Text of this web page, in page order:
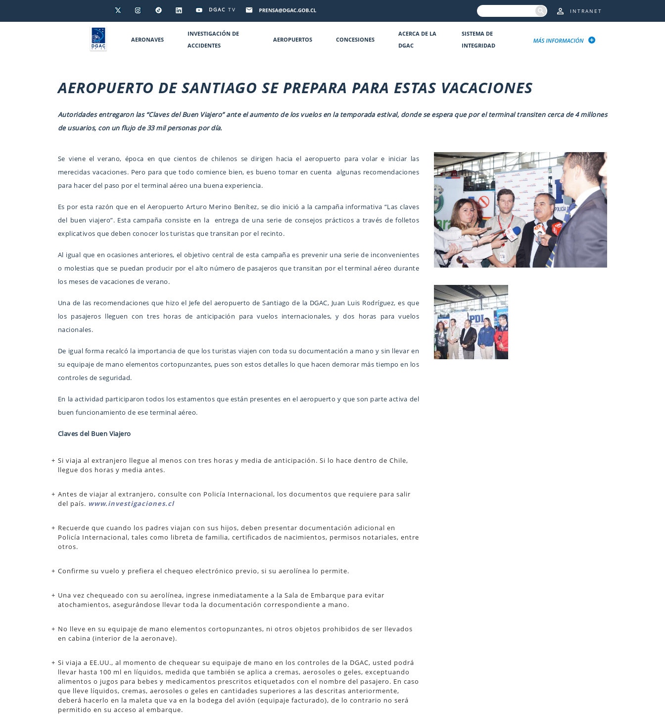
DGAC TV INTRANET
AERONAVES
INVESTIGACIÓN DE
ACCIDENTES
AEROPUERTOS CONCESIONES
ACERCA DE LA
DGAC
SISTEMA DE
INTEGRIDAD
AEROPUERTO DE SANTIAGO SE PREPARA PARA ESTAS VACACIONES
Autoridades entregaron las “Claves del Buen Viajero” ante el aumento de los vuelos en la temporada estival, donde se espera que por el terminal transiten cerca de 4 millones
de usuarios, con un flujo de 33 mil personas por día.
Se viene el verano, época en que cientos de chilenos se dirigen hacia el aeropuerto para volar e iniciar las
merecidas vacaciones. Pero para que todo comience bien, es bueno tomar en cuenta algunas recomendaciones
para hacer del paso por el terminal aéreo una buena experiencia.
Es por esta razón que en el Aeropuerto Arturo Merino Benítez, se dio inició a la campaña informativa “Las claves
del buen viajero”. Esta campaña consiste en la entrega de una serie de consejos prácticos a través de folletos
explicativos que deben conocer los turistas que transitan por el recinto.
Al igual que en ocasiones anteriores, el objetivo central de esta campaña es prevenir una serie de inconvenientes
o molestias que se puedan producir por el alto número de pasajeros que transitan por el terminal aéreo durante
los meses de vacaciones de verano.
Una de las recomendaciones que hizo el Jefe del aeropuerto de Santiago de la DGAC, Juan Luis Rodríguez, es que
los pasajeros lleguen con tres horas de anticipación para vuelos internacionales, y dos horas para vuelos
nacionales.
De igual forma recalcó la importancia de que los turistas viajen con toda su documentación a mano y sin llevar en
su equipaje de mano elementos cortopunzantes, pues son estos detalles lo que hacen demorar más tiempo en los
controles de seguridad.
En la actividad participaron todos los estamentos que están presentes en el aeropuerto y que son parte activa del
buen funcionamiento de ese terminal aéreo.
Claves del Buen Viajero
Si viaja al extranjero llegue al menos con tres horas y media de anticipación. Si lo hace dentro de Chile,
llegue dos horas y media antes.
Antes de viajar al extranjero, consulte con Policía Internacional, los documentos que requiere para salir
del país. www.investigaciones.cl
Recuerde que cuando los padres viajan con sus hijos, deben presentar documentación adicional en
Policía Internacional, tales como libreta de familia, certificados de nacimientos, permisos notariales, entre
otros.
Confirme su vuelo y prefiera el chequeo electrónico previo, si su aerolínea lo permite.
Una vez chequeado con su aerolínea, ingrese inmediatamente a la Sala de Embarque para evitar
atochamientos, asegurándose llevar toda la documentación correspondiente a mano.
No lleve en su equipaje de mano elementos cortopunzantes, ni otros objetos prohibidos de ser llevados
en cabina (interior de la aeronave).
Si viaja a EE.UU., al momento de chequear su equipaje de mano en los controles de la DGAC, usted podrá
llevar hasta 100 ml en líquidos, medida que también se aplica a cremas, aerosoles o geles, exceptuando
alimentos o jugos para bebes y medicamentos prescritos etiquetados con el nombre del pasajero. En caso
que lleve líquidos, cremas, aerosoles o geles en cantidades superiores a las descritas anteriormente,
deberá hacerlo en la maleta que va en la bodega del avión (equipaje facturado), de lo contrario no será
permitido en su acceso al embarque.